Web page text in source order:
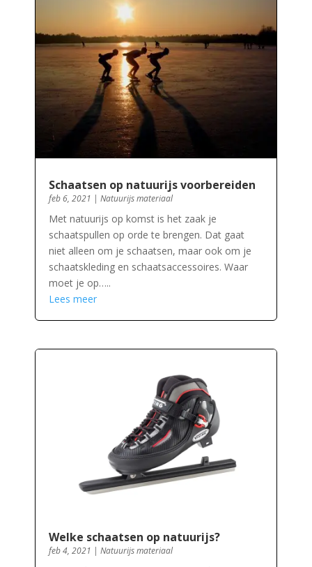
Schaatsen op natuurijs voorbereiden
feb 6, 2021 | Natuurijs materiaal
Met natuurijs op komst is het zaak je
schaatspullen op orde te brengen. Dat gaat
niet alleen om je schaatsen, maar ook om je
schaatskleding en schaatsaccessoires. Waar
moet je op…..
Lees meer
Welke schaatsen op natuurijs?
feb 4, 2021 | Natuurijs materiaal